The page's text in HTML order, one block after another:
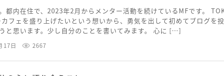
都内在住で、2023年2月からメンター活動を続けているMFです。
フェを盛り上げたいという想いから、勇気を出して初めてブログを投
と思います。少し自分のことを書いてみます。 心に […]
17日 2667